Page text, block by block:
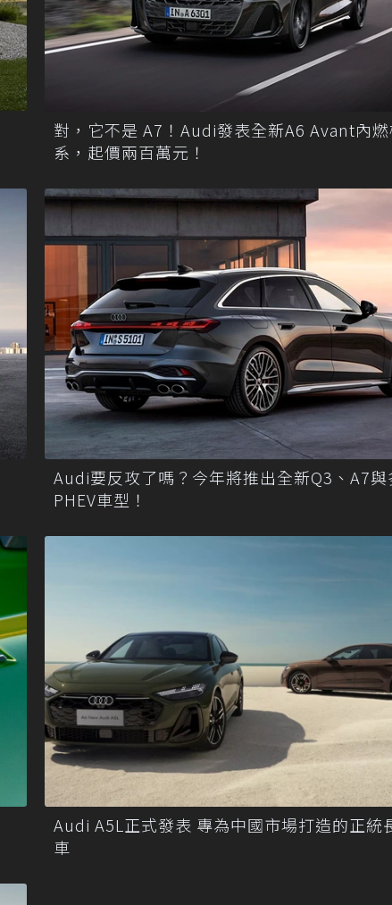
對，它不是 A7！Audi發表全新A6 Avant內
系，起價兩百萬元！
Audi要反攻了嗎？今年將推出全新Q3、A7與
PHEV車型！
Audi A5L正式發表 專為中國市場打造的正統
車